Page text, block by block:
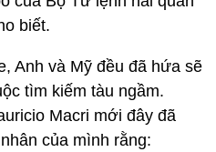
biết.
Anh và Mỹ đều đã hứa sẽ
tìm kiếm tàu ngầm.
Macri mới đây đã
của mình rằng: